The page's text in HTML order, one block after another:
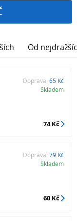
Od
Doprava: 65 Kč
Skladem
74 Kč
Doprava: 79 Kč
Skladem
60 Kč